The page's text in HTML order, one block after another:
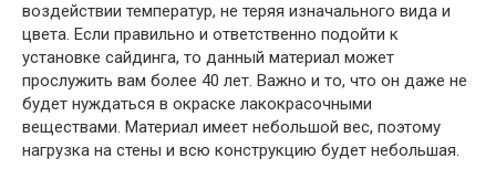
воздействии температур, не теряя изначального вида и
цвета. Если правильно и ответственно подойти к
установке сайдинга, то данный материал может
прослужить вам более 40 лет. Важно и то, что он даже не
будет нуждаться в окраске лакокрасочными
веществами. Материал имеет небольшой вес, поэтому
нагрузка на стены и всю конструкцию будет небольшая.